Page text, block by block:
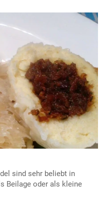
sind sehr beliebt in
Beilage oder als kleine